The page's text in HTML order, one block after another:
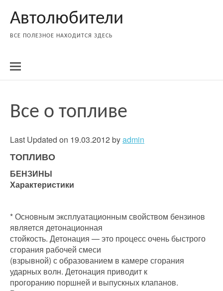
content
Автолюбители
ВСЕ ПОЛЕЗНОЕ НАХОДИТСЯ ЗДЕСЬ
Все о топливе
Last Updated on 19.03.2012 byadmin
ТОПЛИВО
БЕНЗИНЫ
Характеристики
* Основным эксплуатационным свойством бензинов
является детонационная
стойкость. Детонация — это процесс очень быстрого
сгорания рабочей смеси
(взрывной) с образованием в камере сгорания
ударных волн. Детонация приводит к
прогоранию поршней и выпускных клапанов.